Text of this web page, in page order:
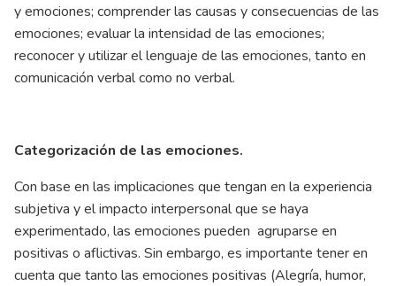
y emociones; comprender las causas y consecuencias de las
emociones; evaluar la intensidad de las emociones;
reconocer y utilizar el lenguaje de las emociones, tanto en
comunicación verbal como no verbal.
Categorización de las emociones.
Con base en las implicaciones que tengan en la experiencia
subjetiva y el impacto interpersonal que se haya
experimentado, las emociones pueden agruparse en
positivas o aflictivas. Sin embargo, es importante tener en
cuenta que tanto las emociones positivas (Alegría, humor,